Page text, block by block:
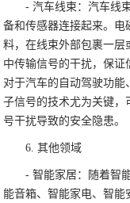
- 汽车线束：汽车线
备和传感器连接起来。
料，在线束外部包裹一层
中传输信号的干扰，保
对于汽车的自动驾驶功
子信号的技术尤为关键
号干扰导致的安全隐患。
6. 其他领域
- 智能家居：随着智
能音箱、智能家电、智